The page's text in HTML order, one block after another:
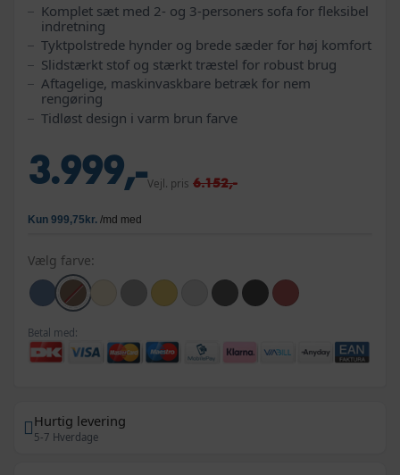
Komplet sæt med 2- og 3-personers sofa for fleksibel
indretning
Tyktpolstrede hynder og brede sæder for høj komfort
Slidstærkt stof og stærkt træstel for robust brug
Aftagelige, maskinvaskbare betræk for nem
rengøring
Tidløst design i varm brun farve
3.999,-Vejl. pris 6.152,-
Vælg farve:
Betal med:
Hurtig levering
5-7 Hverdage